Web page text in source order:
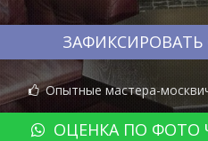
ЗАФИКСИРОВАТЬ
Опытные мастера-
ОЦЕНКА ПО ФОТО